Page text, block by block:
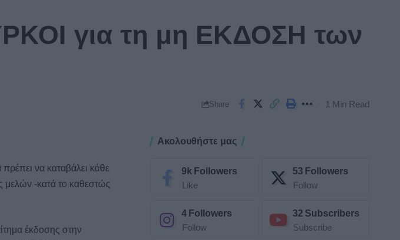
για τη μη ΕΚΔΟΣΗ των
Share 1 Min Read
να καταβάλει κάθε
μελών -κατά το καθεστώς
έκδοσης στην
Ακολουθήστε μας
9k Followers
Like
53 Followers
Follow
4 Followers
Follow
32 Subscribers
Subscribe